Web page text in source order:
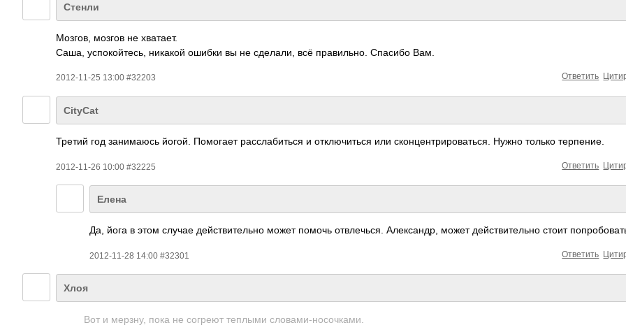
Стенли
Мозгов, мозгов не хватает.
Саша, успокойтесь, никакой ошибки вы не сделали, всё правильно. Спасибо Вам.
2012-11-25 13:00 #32203 Ответить
CityCat
Третий год занимаюсь йогой. Помогает расслабиться и отключиться или сконцентрировать­ся. Нужно только терпение.
2012-11-26 10:00 #32225 Ответить
Елена
Да, йога в этом случае действительно может помочь отвлечься. Александр, может действительно стоит
2012-11-28 14:00 #32301 Ответить
Хлоя
Вот и мерзну, пока не согреют теплыми словами-носочкам­и.